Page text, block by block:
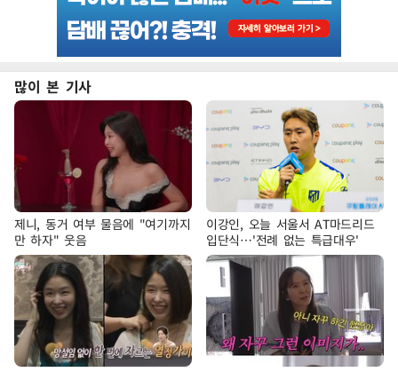
많이 본 기사
제니, 동거 여부 물음에 "여기까지
만 하자" 웃음
이강인, 오늘 서울서 AT마드리드
입단식…'전례 없는 특급대우'